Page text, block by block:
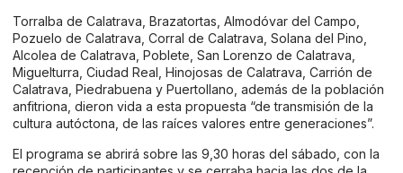
Torralba de Calatrava, Brazatortas, Almodóvar del Campo,
Pozuelo de Calatrava, Corral de Calatrava, Solana del Pino,
Alcolea de Calatrava, Poblete, San Lorenzo de Calatrava,
Miguelturra, Ciudad Real, Hinojosas de Calatrava, Carrión de
Calatrava, Piedrabuena y Puertollano, además de la población
anfitriona, dieron vida a esta propuesta “de transmisión de la
cultura autóctona, de las raíces valores entre generaciones”.
El programa se abrirá sobre las 9,30 horas del sábado, con la